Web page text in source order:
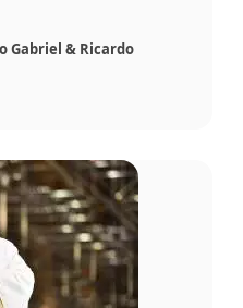
Gabriel & Ricardo